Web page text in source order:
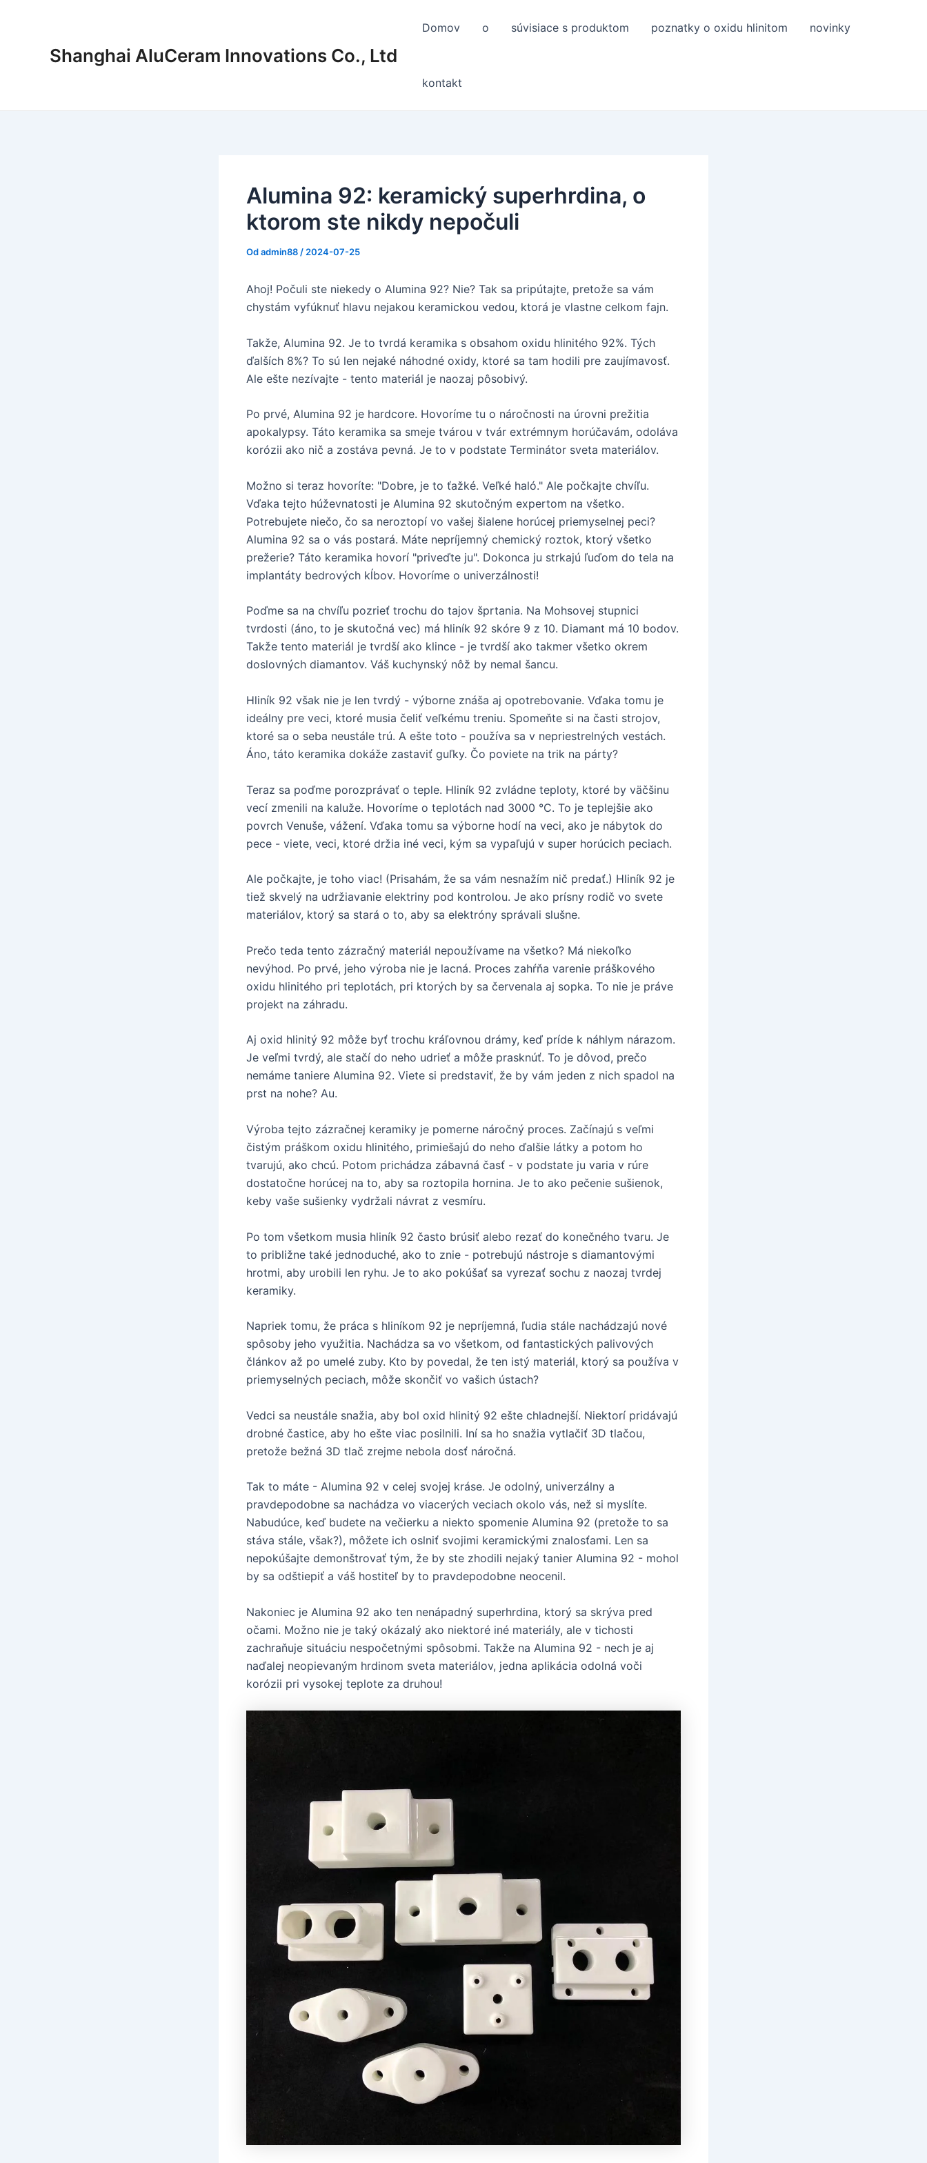
Shanghai AluCeram Innovations Co., Ltd
Domov o súvisiace s produktom poznatky o oxidu hlinitom novinky
kontakt
Alumina 92: keramický superhrdina, o
ktorom ste nikdy nepočuli
Odadmin88 / 2024-07-25
Ahoj! Počuli ste niekedy o Alumina 92? Nie? Tak sa pripútajte, pretože sa vám
chystám vyfúknuť hlavu nejakou keramickou vedou, ktorá je vlastne celkom fajn.
Takže, Alumina 92. Je to tvrdá keramika s obsahom oxidu hlinitého 92%. Tých
ďalších 8%? To sú len nejaké náhodné oxidy, ktoré sa tam hodili pre zaujímavosť.
Ale ešte nezívajte - tento materiál je naozaj pôsobivý.
Po prvé, Alumina 92 je hardcore. Hovoríme tu o náročnosti na úrovni prežitia
apokalypsy. Táto keramika sa smeje tvárou v tvár extrémnym horúčavám, odoláva
korózii ako nič a zostáva pevná. Je to v podstate Terminátor sveta materiálov.
Možno si teraz hovoríte: "Dobre, je to ťažké. Veľké haló." Ale počkajte chvíľu.
Vďaka tejto húževnatosti je Alumina 92 skutočným expertom na všetko.
Potrebujete niečo, čo sa neroztopí vo vašej šialene horúcej priemyselnej peci?
Alumina 92 sa o vás postará. Máte nepríjemný chemický roztok, ktorý všetko
prežerie? Táto keramika hovorí "priveďte ju". Dokonca ju strkajú ľuďom do tela na
implantáty bedrových kĺbov. Hovoríme o univerzálnosti!
Poďme sa na chvíľu pozrieť trochu do tajov šprtania. Na Mohsovej stupnici
tvrdosti (áno, to je skutočná vec) má hliník 92 skóre 9 z 10. Diamant má 10 bodov.
Takže tento materiál je tvrdší ako klince - je tvrdší ako takmer všetko okrem
doslovných diamantov. Váš kuchynský nôž by nemal šancu.
Hliník 92 však nie je len tvrdý - výborne znáša aj opotrebovanie. Vďaka tomu je
ideálny pre veci, ktoré musia čeliť veľkému treniu. Spomeňte si na časti strojov,
ktoré sa o seba neustále trú. A ešte toto - používa sa v nepriestrelných vestách.
Áno, táto keramika dokáže zastaviť guľky. Čo poviete na trik na párty?
Teraz sa poďme porozprávať o teple. Hliník 92 zvládne teploty, ktoré by väčšinu
vecí zmenili na kaluže. Hovoríme o teplotách nad 3000 °C. To je teplejšie ako
povrch Venuše, vážení. Vďaka tomu sa výborne hodí na veci, ako je nábytok do
pece - viete, veci, ktoré držia iné veci, kým sa vypaľujú v super horúcich peciach.
Ale počkajte, je toho viac! (Prisahám, že sa vám nesnažím nič predať.) Hliník 92 je
tiež skvelý na udržiavanie elektriny pod kontrolou. Je ako prísny rodič vo svete
materiálov, ktorý sa stará o to, aby sa elektróny správali slušne.
Prečo teda tento zázračný materiál nepoužívame na všetko? Má niekoľko
nevýhod. Po prvé, jeho výroba nie je lacná. Proces zahŕňa varenie práškového
oxidu hlinitého pri teplotách, pri ktorých by sa červenala aj sopka. To nie je práve
projekt na záhradu.
Aj oxid hlinitý 92 môže byť trochu kráľovnou drámy, keď príde k náhlym nárazom.
Je veľmi tvrdý, ale stačí do neho udrieť a môže prasknúť. To je dôvod, prečo
nemáme taniere Alumina 92. Viete si predstaviť, že by vám jeden z nich spadol na
prst na nohe? Au.
Výroba tejto zázračnej keramiky je pomerne náročný proces. Začínajú s veľmi
čistým práškom oxidu hlinitého, primiešajú do neho ďalšie látky a potom ho
tvarujú, ako chcú. Potom prichádza zábavná časť - v podstate ju varia v rúre
dostatočne horúcej na to, aby sa roztopila hornina. Je to ako pečenie sušienok,
keby vaše sušienky vydržali návrat z vesmíru.
Po tom všetkom musia hliník 92 často brúsiť alebo rezať do konečného tvaru. Je
to približne také jednoduché, ako to znie - potrebujú nástroje s diamantovými
hrotmi, aby urobili len ryhu. Je to ako pokúšať sa vyrezať sochu z naozaj tvrdej
keramiky.
Napriek tomu, že práca s hliníkom 92 je nepríjemná, ľudia stále nachádzajú nové
spôsoby jeho využitia. Nachádza sa vo všetkom, od fantastických palivových
článkov až po umelé zuby. Kto by povedal, že ten istý materiál, ktorý sa používa v
priemyselných peciach, môže skončiť vo vašich ústach?
Vedci sa neustále snažia, aby bol oxid hlinitý 92 ešte chladnejší. Niektorí pridávajú
drobné častice, aby ho ešte viac posilnili. Iní sa ho snažia vytlačiť 3D tlačou,
pretože bežná 3D tlač zrejme nebola dosť náročná.
Tak to máte - Alumina 92 v celej svojej kráse. Je odolný, univerzálny a
pravdepodobne sa nachádza vo viacerých veciach okolo vás, než si myslíte.
Nabudúce, keď budete na večierku a niekto spomenie Alumina 92 (pretože to sa
stáva stále, však?), môžete ich oslniť svojimi keramickými znalosťami. Len sa
nepokúšajte demonštrovať tým, že by ste zhodili nejaký tanier Alumina 92 - mohol
by sa odštiepiť a váš hostiteľ by to pravdepodobne neocenil.
Nakoniec je Alumina 92 ako ten nenápadný superhrdina, ktorý sa skrýva pred
očami. Možno nie je taký okázalý ako niektoré iné materiály, ale v tichosti
zachraňuje situáciu nespočetnými spôsobmi. Takže na Alumina 92 - nech je aj
naďalej neopievaným hrdinom sveta materiálov, jedna aplikácia odolná voči
korózii pri vysokej teplote za druhou!